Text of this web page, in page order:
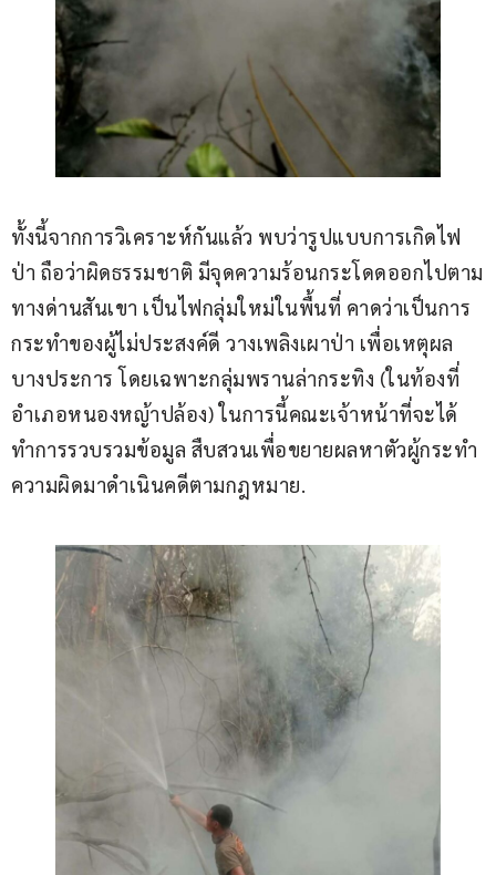
ทั้งนี้จากการวิเคราะห์กันแล้ว พบว่ารูปแบบการเกิดไฟ
ป่า ถือว่าผิดธรรมชาติ มีจุดความร้อนกระโดดออกไปตาม
ทางด่านสันเขา เป็นไฟกลุ่มใหม่ในพื้นที่ คาดว่าเป็นการ
กระทำของผู้ไม่ประสงค์ดี วางเพลิงเผาป่า เพื่อเหตุผล
บางประการ โดยเฉพาะกลุ่มพรานล่ากระทิง (ในท้องที่
อำเภอหนองหญ้าปล้อง) ในการนี้คณะเจ้าหน้าที่จะได้
ทำการรวบรวมข้อมูล สืบสวนเพื่อขยายผลหาตัวผู้กระทำ
ความผิดมาดำเนินคดีตามกฎหมาย.